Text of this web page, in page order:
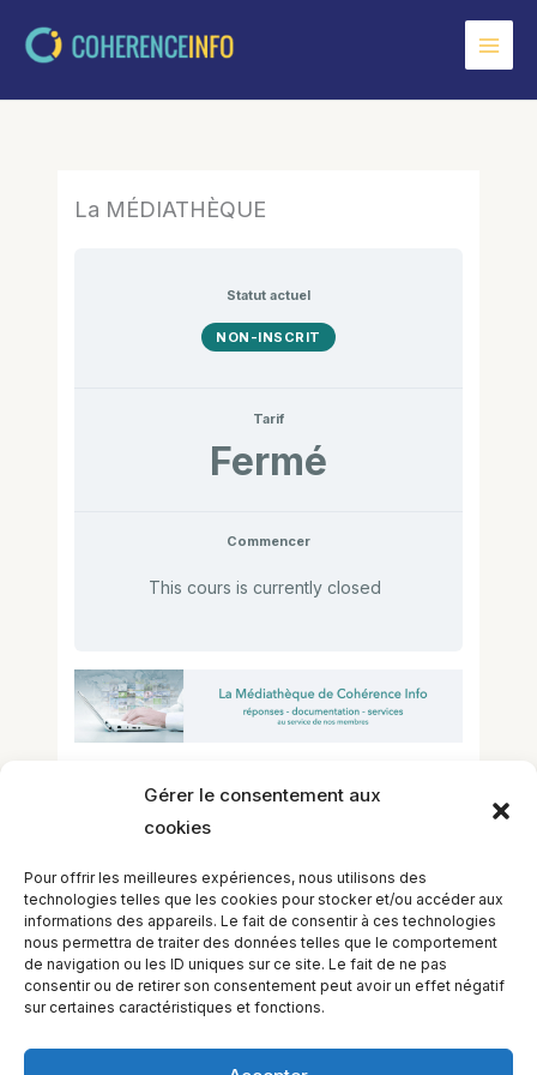
Gérer le consentement aux
cookies
Pour offrir les meilleures expériences, nous utilisons des
technologies telles que les cookies pour stocker et/ou accéder aux
informations des appareils. Le fait de consentir à ces technologies
nous permettra de traiter des données telles que le comportement
de navigation ou les ID uniques sur ce site. Le fait de ne pas
consentir ou de retirer son consentement peut avoir un effet négatif
sur certaines caractéristiques et fonctions.
La MÉDIATHÈQUE
Statut actuel
NON-INSCRIT
Tarif
Fermé
Commencer
This cours is currently closed
–> La Médiathèque de Cohérence Info
Nouvelle formule, nouvelle
conviviale, plus complète
Première visite ? –> consultez la page
d’accueil et de bienvenue.